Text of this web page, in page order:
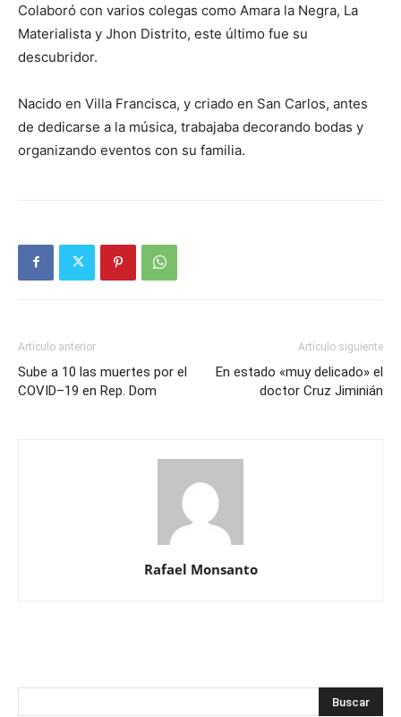
Colaboró con varios colegas como Amara la Negra, La
Materialista y Jhon Distrito, este último fue su
descubridor.
Nacido en Villa Francisca, y criado en San Carlos, antes
de dedicarse a la música, trabajaba decorando bodas y
organizando eventos con su familia.
Artículo anterior
Sube a 10 las muertes por el
COVID–19 en Rep. Dom
Artículo siguiente
En estado «muy delicado» el
doctor Cruz Jiminián
Rafael Monsanto